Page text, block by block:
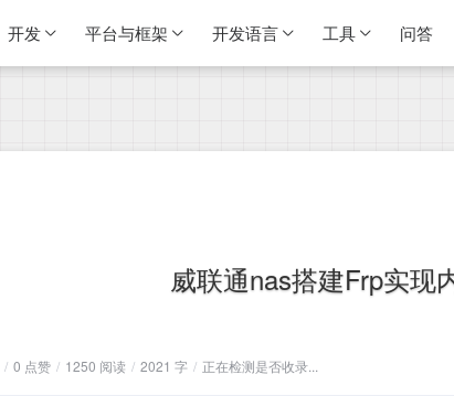
开发 平台与框架 开发语言 工具 问答
威联通nas搭建Frp实现
/ 0 点赞 / 1250 阅读 / 2021 字 / 正在检测是否收录...